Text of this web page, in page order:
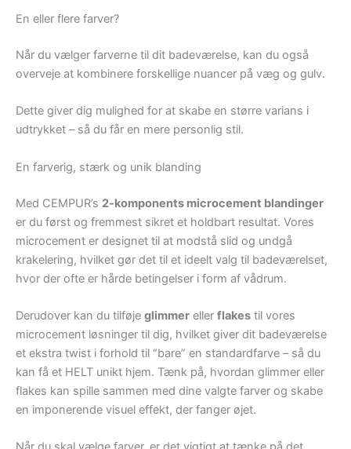
En eller flere farver?
Når du vælger farverne til dit badeværelse, kan du også
overveje at kombinere forskellige nuancer på væg og gulv.
Dette giver dig mulighed for at skabe en større varians i
udtrykket – så du får en mere personlig stil.
En farverig, stærk og unik blanding
Med CEMPUR’s 2-komponents microcement blandinger
er du først og fremmest sikret et holdbart resultat. Vores
microcement er designet til at modstå slid og undgå
krakelering, hvilket gør det til et ideelt valg til badeværelset,
hvor der ofte er hårde betingelser i form af vådrum.
Derudover kan du tilføje glimmer eller flakes til vores
microcement løsninger til dig, hvilket giver dit badeværelse
et ekstra twist i forhold til “bare” en standardfarve – så du
kan få et HELT unikt hjem. Tænk på, hvordan glimmer eller
flakes kan spille sammen med dine valgte farver og skabe
en imponerende visuel effekt, der fanger øjet.